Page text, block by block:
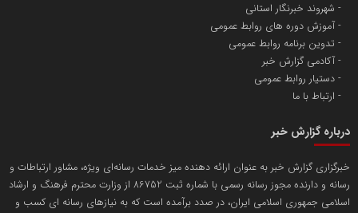
شهروند خبرنگار استانی
آموزش دوره های روابط عمومی
تدوین برنامه روابط عمومی
آکادمی گزارش خبر
دستیار روابط عمومی
ارتباط با ما
درباره گزارش خبر
خبرگزاری گزارش خبر به عنوان ارائه دهنده میز خدمات رسانه‌ای ویژه، مشاور ارتباطات و
رسانه و دارنده مجوز رسانه رسمی با شماره ثبت 86752 از وزارت محترم فرهنگ و ارشاد
اسلامی جمهوری اسلامی ایران، در صدد برآمده است که به نیازهای رسانه ای کسب و